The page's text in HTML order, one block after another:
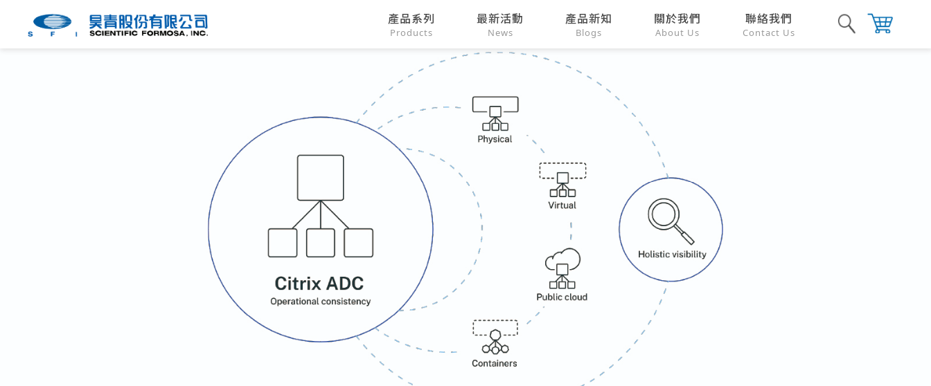
產品系列
Products
最新活動
News
產品新知
Blogs
關於我們
About Us
聯絡我們
Contact Us